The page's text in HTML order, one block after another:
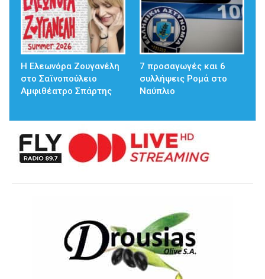
Η Ελεωνόρα Ζουγανέλη
στο Σαϊνοπούλειο
Αμφιθέατρο Σπάρτης
7 προσαγωγές και 6
συλλήψεις Ρομά στο
Ναύπλιο